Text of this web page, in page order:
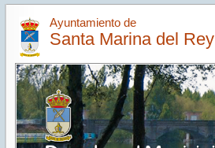
Ayuntamiento de
Santa Marina del Rey